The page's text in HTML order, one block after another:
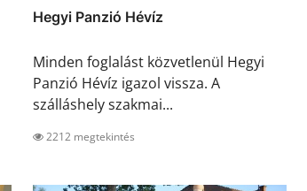
Hegyi Panzió Hévíz
Minden foglalást közvetlenül Hegyi
Panzió Hévíz igazol vissza. A
szálláshely szakmai...
2212 megtekintés